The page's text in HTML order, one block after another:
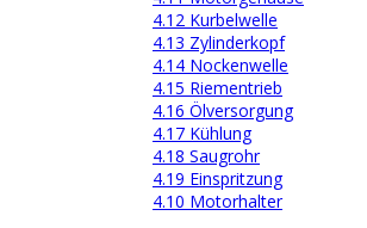
4.12 Kurbelwelle
4.13 Zylinderkopf
4.14 Nockenwelle
4.15 Riementrieb
4.16 Ölversorgung
4.17 Kühlung
4.18 Saugrohr
4.19 Einspritzung
4.10 Motorhalter